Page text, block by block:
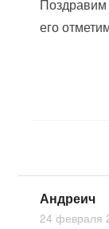
Поздравим
его
Андреич
24 февраля